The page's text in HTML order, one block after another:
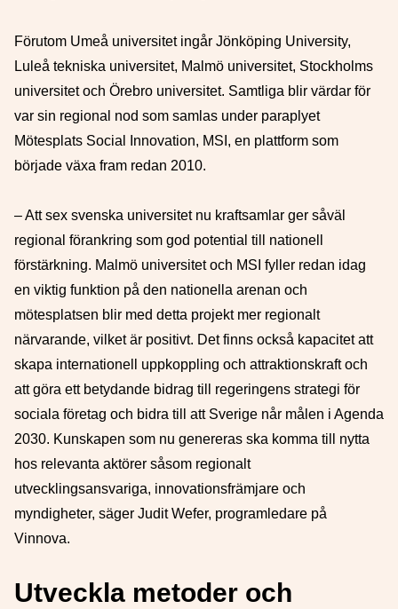
Förutom Umeå universitet ingår Jönköping University,
Luleå tekniska universitet, Malmö universitet, Stockholms
universitet och Örebro universitet. Samtliga blir värdar för
var sin regional nod som samlas under paraplyet
Mötesplats Social Innovation, MSI, en plattform som
började växa fram redan 2010.
– Att sex svenska universitet nu kraftsamlar ger såväl
regional förankring som god potential till nationell
förstärkning. Malmö universitet och MSI fyller redan idag
en viktig funktion på den nationella arenan och
mötesplatsen blir med detta projekt mer regionalt
närvarande, vilket är positivt. Det finns också kapacitet att
skapa internationell uppkoppling och attraktionskraft och
att göra ett betydande bidrag till regeringens strategi för
sociala företag och bidra till att Sverige når målen i Agenda
2030. Kunskapen som nu genereras ska komma till nytta
hos relevanta aktörer såsom regionalt
utvecklingsansvariga, innovationsfrämjare och
myndigheter, säger Judit Wefer, programledare på
Vinnova.
Utveckla metoder och